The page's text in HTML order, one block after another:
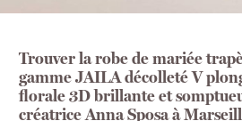
Trouver la robe de mariée
gamme JAILA décolleté V
florale 3D brillante et
créatrice Anna Sposa à